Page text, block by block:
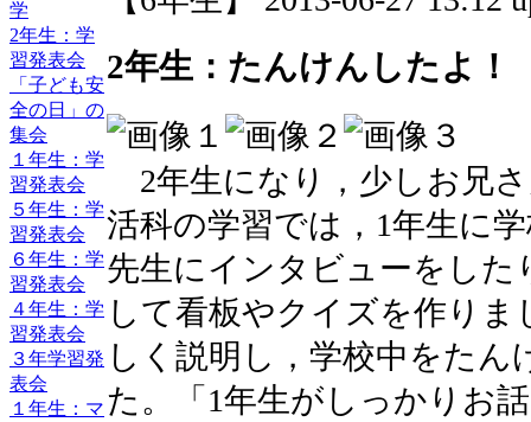
学
2年生：学
習発表会
「子ども安
全の日」の
集会
１年生：学
習発表会
５年生：学
習発表会
６年生：学
習発表会
４年生：学
習発表会
３年学習発
表会
１年生：マ
2年生：たんけんしたよ！
2年生になり，少しお兄
活科の学習では，1年生に
先生にインタビューをした
して看板やクイズを作り
しく説明し，学校中をた
た。「1年生がしっかりお